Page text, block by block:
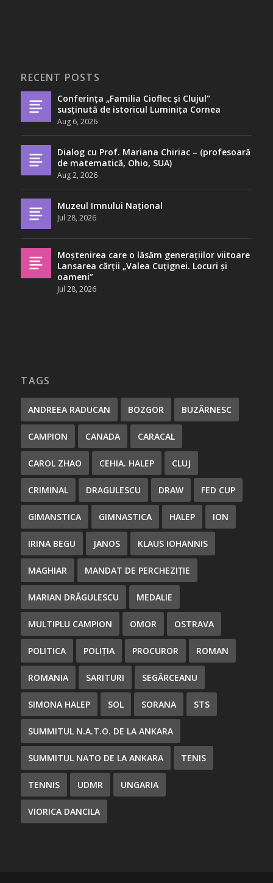
RECENT POSTS
Conferința „Familia Cioflec și Clujul”
susținută de istoricul Luminița Cornea
Aug 6, 2026
Dialog cu Prof. Mariana Chiriac – (profesoară
de matematică, Ohio, SUA)
Aug 2, 2026
Muzeul Imnului Național
Jul 28, 2026
Moștenirea care o lăsăm generațiilor viitoare
Lansarea cărții „Valea Cuțignei. Locuri și
oameni”
Jul 28, 2026
TAGS
ANDREEA RADUCAN BOZGOR BUZĂRNESC
CAMPION CANADA CARACAL
CAROL ZHAO CEHIA. HALEP CLUJ
CRIMINAL DRAGULESCU DRAW FED CUP
GIMANSTICA GIMNASTICA HALEP ION
IRINA BEGU JANOS KLAUS IOHANNIS
MAGHIAR MANDAT DE PERCHEZIȚIE
MARIAN DRĂGULESCU MEDALIE
MULTIPLU CAMPION OMOR OSTRAVA
POLITICA POLIȚIA PROCUROR ROMAN
ROMANIA SARITURI SEGĂRCEANU
SIMONA HALEP SOL SORANA STS
SUMMITUL N.A.T.O. DE LA ANKARA
SUMMITUL NATO DE LA ANKARA TENIS
TENNIS UDMR UNGARIA
VIORICA DANCILA